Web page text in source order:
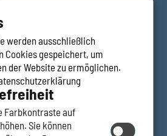
Hall eG
IBAN DE83 6229 0110
Hall-Crailsheim, IBAN DE07 6225
werden ausschließlich
Cookies gespeichert, um
der Website zu ermöglichen.
Farbkontraste auf
Sie können